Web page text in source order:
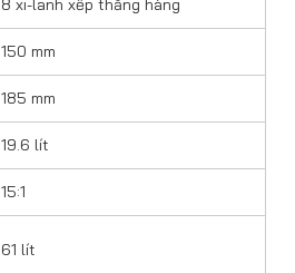
8 xi-lanh xếp thẳng hàng
150 mm
185 mm
19.6 lít
15:1
61 lít